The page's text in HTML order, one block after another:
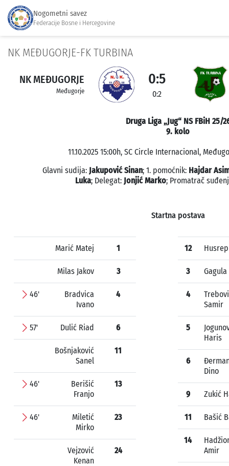
Nogometni savez
Federacije Bosne i Hercegovine
NK MEĐUGORJE-FK TURBINA
NK MEĐUGORJE
Međugorje
0:5
0:2
Druga Liga „Jug“ NS FBiH 25/
9. kolo
11.10.2025 15:00h, SC Circle Internacional,
Glavni sudija: Jakupović Sinan; 1. pomoćnik: Hajdar
Luka; Delegat: Jonjić Marko; Promatrač
Startna postava
Marić Matej 1
Milas Jakov 3
46'
Bradvica
Ivano
4
57' Dulić Riad 6
Bošnjaković
Sanel
11
46'
Berišić
Franjo
13
46'
Miletić
Mirko
23
Vejzović
Kenan
24
12
3
4
Samir
5
Haris
6
Dino
9 Zukić
11 Bašić
14
Amir